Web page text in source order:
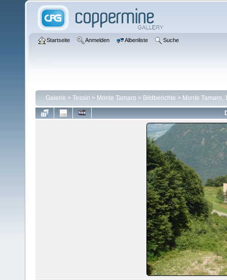
Startseite Anmelden Albenliste Suche
Galerie > Tessin > Monte Tamaro > Bildberichte > Monte Tamaro,